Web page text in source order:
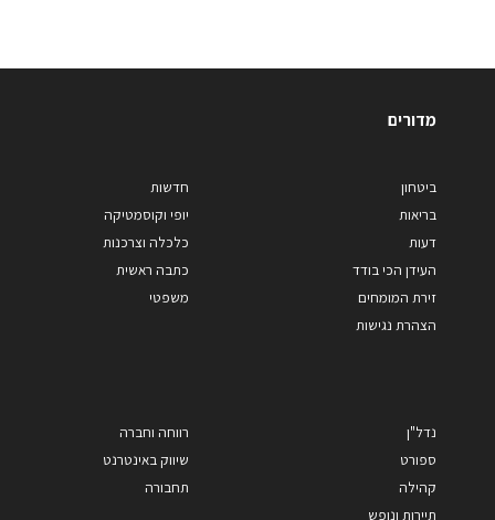
מדורים
ביטחון
בריאות
דעות
העידן הכי בודד
זירת המומחים
הצהרת נגישות
חדשות
יופי וקוסמטיקה
כלכלה וצרכנות
כתבה ראשית
משפטי
נדל"ן
ספורט
קהילה
תיירות ונופש
רווחה וחברה
שיווק באינטרנט
תחבורה